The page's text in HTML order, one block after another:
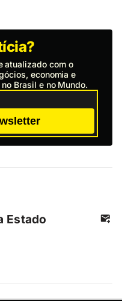
atualizado com o
economia e
Brasil e no Mundo.
Estado